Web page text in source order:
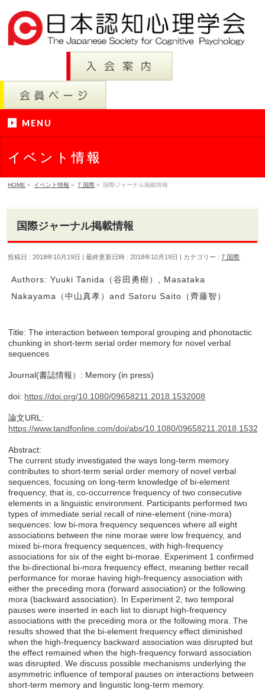
MENU
イベント情報
HOME » イベント情報 » 7 国際 » 国際ジャーナル掲載情報
国際ジャーナル掲載情報
投稿日 : 2018年10月19日 最終更新日時 : 2018年10月19日 カテゴリー :7 国際
Authors: Yuuki Tanida（谷田勇樹）, Masataka
Nakayama（中山真孝）and Satoru Saito（齊藤智）
Title: The interaction between temporal grouping and phonotactic
chunking in short-term serial order memory for novel verbal
sequences
Journal(書誌情報）: Memory (in press)
doi: https://doi.org/10.1080/09658211.2018.1532008
論文URL:
https://www.tandfonline.com/doi/abs/10.1080/
Abstract:
The current study investigated the ways long-term memory
contributes to short-term serial order memory of novel verbal
sequences, focusing on long-term knowledge of bi-element
frequency, that is, co-occurrence frequency of two consecutive
elements in a linguistic environment. Participants performed two
types of immediate serial recall of nine-element (nine-mora)
sequences: low bi-mora frequency sequences where all eight
associations between the nine morae were low frequency, and
mixed bi-mora frequency sequences, with high-frequency
associations for six of the eight bi-morae. Experiment 1 confirmed
the bi-directional bi-mora frequency effect, meaning better recall
performance for morae having high-frequency association with
either the preceding mora (forward association) or the following
mora (backward association). In Experiment 2, two temporal
pauses were inserted in each list to disrupt high-frequency
associations with the preceding mora or the following mora. The
results showed that the bi-element frequency effect diminished
when the high-frequency backward association was disrupted but
the effect remained when the high-frequency forward association
was disrupted. We discuss possible mechanisms underlying the
asymmetric influence of temporal pauses on interactions between
short-term memory and linguistic long-term memory.